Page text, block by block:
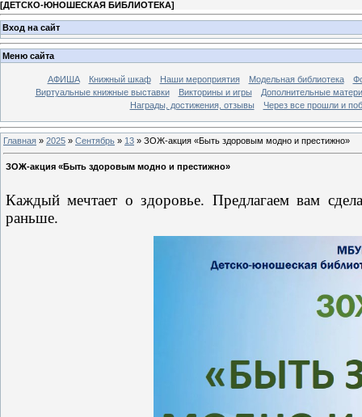
[ДЕТСКО-ЮНОШЕСКАЯ БИБЛИОТЕКА]
Вход на сайт
Меню сайта
АФИША Книжный шкаф Наши мероприятия Модельная библиотека
Виртуальные книжные выставки
Викторины и игры
Дополнительные
Награды, достижения, отзывы
Через все прошли и
Главная » 2025 » Сентябрь » 13 » ЗОЖ-акция «Быть здоровым модно и престижно»
ЗОЖ-акция «Быть здоровым модно и престижно»
Каждый мечтает о здоровье. Предлагаем вам
раньше.